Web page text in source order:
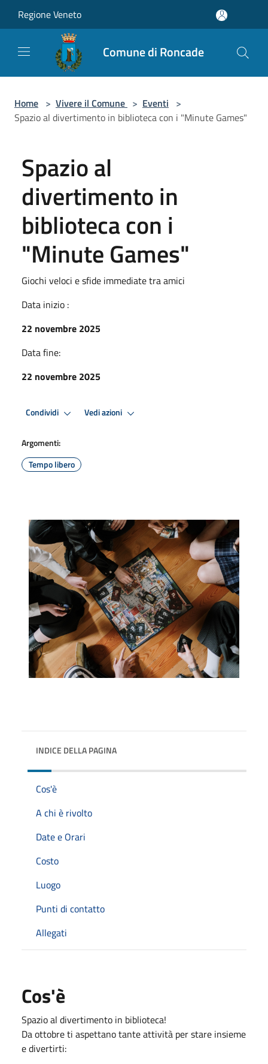
Regione Veneto
Comune di Roncade
Home > Vivere il Comune > Eventi >
Spazio al divertimento in biblioteca con i "Minute Games"
Spazio al
divertimento in
biblioteca con i
"Minute Games"
Giochi veloci e sfide immediate tra amici
Data inizio :
22 novembre 2025
Data fine:
22 novembre 2025
Condividi Vedi azioni
Argomenti:
Tempo libero
INDICE DELLA PAGINA
Cos'è
A chi è rivolto
Date e Orari
Costo
Luogo
Punti di contatto
Allegati
Cos'è
Spazio al divertimento in biblioteca!
Da ottobre ti aspettano tante attività per stare insieme
e divertirti: